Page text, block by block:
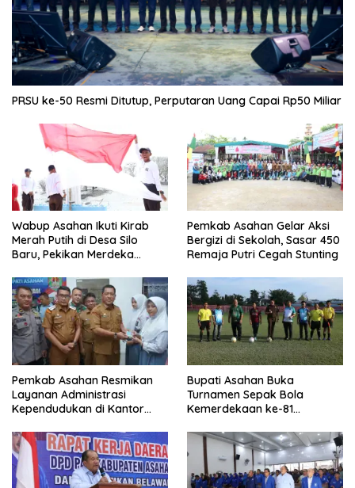
PRSU ke-50 Resmi Ditutup, Perputaran Uang Capai Rp50 Miliar
Wabup Asahan Ikuti Kirab
Merah Putih di Desa Silo
Baru, Pekikan Merdeka
Pemkab Asahan Gelar Aksi
Bergizi di Sekolah, Sasar 450
Remaja Putri Cegah Stunting
Pemkab Asahan Resmikan
Layanan Administrasi
Kependudukan di Kantor
Bupati Asahan Buka
Turnamen Sepak Bola
Kemerdekaan ke-81
0208/Asahan